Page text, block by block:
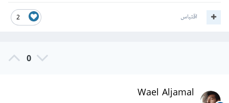
2 اقتباس
0
Wael Aljamal